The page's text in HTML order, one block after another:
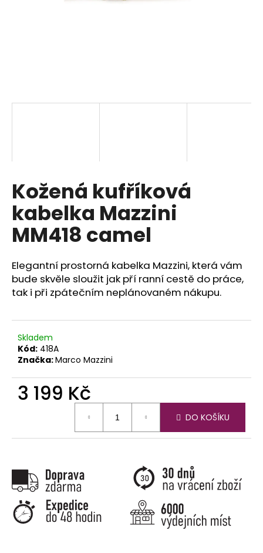
Kožená kufříková
kabelka Mazzini
MM418 camel
Elegantní prostorná kabelka Mazzini, která vám
bude skvěle sloužit jak pří ranní cestě do práce,
tak i při zpátečním neplánovaném nákupu.
Skladem
Kód: 418A
Značka:Marco Mazzini
3 199 Kč
DO KOŠÍKU
D
o
p
o
r
č
u
j
m